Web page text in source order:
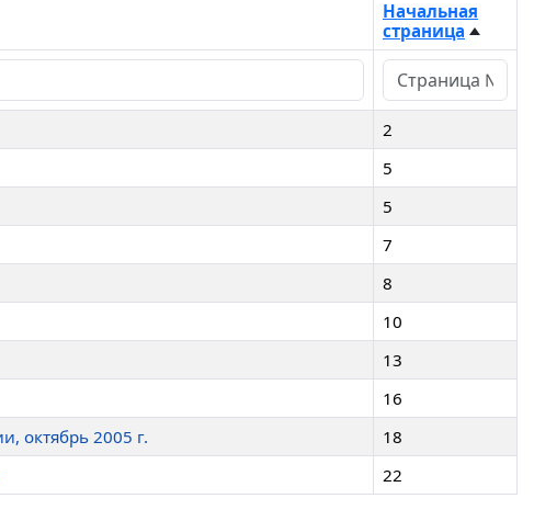
Начальная
страница
2
5
5
7
8
10
13
16
октябрь 2005 г.
18
22